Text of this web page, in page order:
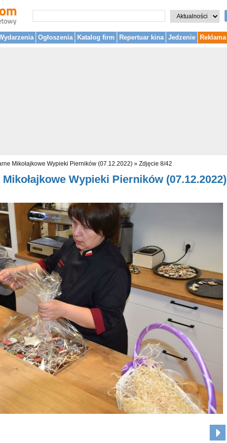
Ogłoszenia Katalog firm Repertuar kina Jedzenie Reklama
Mikołajkowe Wypieki Pierników (07.12.2022) » Zdjęcie 8/42
Wypieki Pierników (07.12.2022)